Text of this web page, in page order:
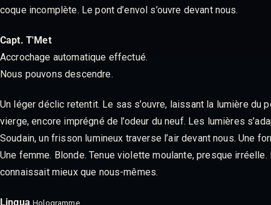
coque incomplète. Le pont d’envol s’ouvre devant nous.
Capt. T'Met
Accrochage automatique effectué.
Nous pouvons descendre.
Un léger déclic retentit. Le sas s’ouvre, laissant la lumière du
vierge, encore imprégné de l’odeur du neuf. Les lumières
Soudain, un frisson lumineux traverse l’air devant nous. Une
Une femme. Blonde. Tenue violette moulante, presque
connaissait mieux que nous-mêmes.
Lingua Hologramme